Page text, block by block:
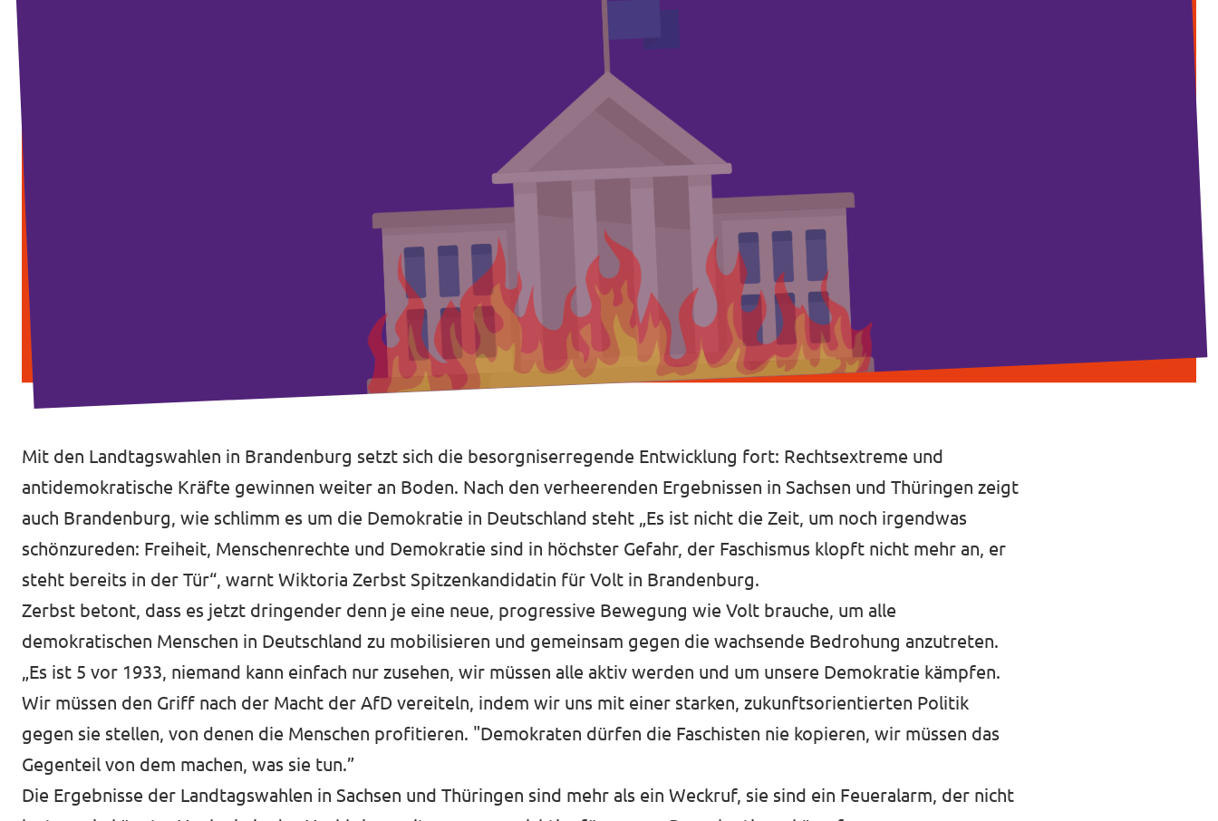
Mit den Landtagswahlen in Brandenburg setzt sich die besorgniserregende Entwicklung fort: Rechtsextreme und
antidemokratische Kräfte gewinnen weiter an Boden. Nach den verheerenden Ergebnissen in Sachsen und Thüringen zeigt
auch Brandenburg, wie schlimm es um die Demokratie in Deutschland steht „Es ist nicht die Zeit, um noch irgendwas
schönzureden: Freiheit, Menschenrechte und Demokratie sind in höchster Gefahr, der Faschismus klopft nicht mehr an, er
steht bereits in der Tür“, warnt Wiktoria Zerbst Spitzenkandidatin für Volt in Brandenburg.
Zerbst betont, dass es jetzt dringender denn je eine neue, progressive Bewegung wie Volt brauche, um alle
demokratischen Menschen in Deutschland zu mobilisieren und gemeinsam gegen die wachsende Bedrohung anzutreten.
„Es ist 5 vor 1933, niemand kann einfach nur zusehen, wir müssen alle aktiv werden und um unsere Demokratie kämpfen.
Wir müssen den Griff nach der Macht der AfD vereiteln, indem wir uns mit einer starken, zukunftsorientierten Politik
gegen sie stellen, von denen die Menschen profitieren. "Demokraten dürfen die Faschisten nie kopieren, wir müssen das
Gegenteil von dem machen, was sie tun.”
Die Ergebnisse der Landtagswahlen in Sachsen und Thüringen sind mehr als ein Weckruf, sie sind ein Feueralarm, der nicht